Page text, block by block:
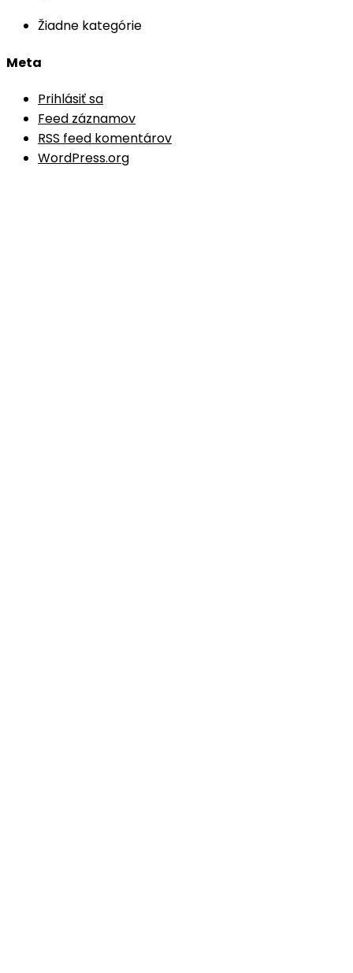
Žiadne kategórie
Meta
Prihlásiť sa
Feed záznamov
RSS feed komentárov
WordPress.org